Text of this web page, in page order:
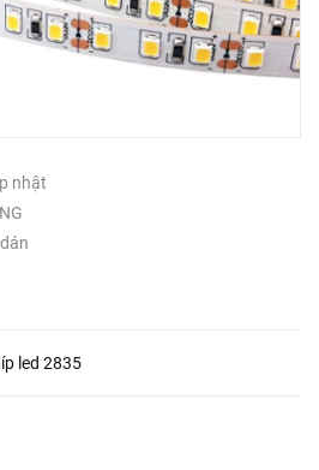
nhật
led 2835